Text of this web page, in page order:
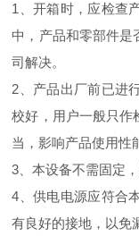
1、开箱时，应检查
中，产品和零部件是
司解决。
2、产品出厂前已进
校好，用户一般只作
当，影响产品使用性
3、本设备不需固定
4、供电电源应符合
有良好的接地，以免